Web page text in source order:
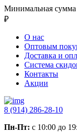
Минимальная сумма
₽
О нас
Оптовым
Доставка и
Система
Контакты
Акции
8 (914) 286-28-10
Пн-Пт: с 10:00 до